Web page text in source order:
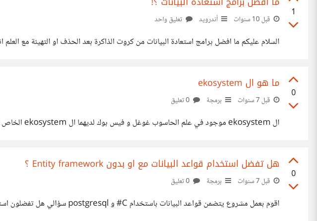
1
قبل 10 سنوات أندرويد تعليق واحد
السلام عليكم ما افضل برامج استعادة البيانات من كروت الذاكرة بعد الحذف او التهيئة مع
0
ما هو ال ekosystem
قبل 7 سنوات برمجة
ال ekosystem موجود في علم الحاسوب غوغل و فيس بوك لديهما ال ekosystem الخاص بهما هل يمكن لاحد شرح ما هو ال ekosystem https://en.wikipedia.org/wiki/Digital_ecosystem
0
هل تفضل استخدام قواعد البيانات مع او بدون Entity framework ؟
قبل 7 سنوات برمجة
اقوم بعمل مشروع يتضمن قواعد البيانات باستخدام C# و postgresql سؤالي هل تفضلون استخدام EF و لماذا ؟